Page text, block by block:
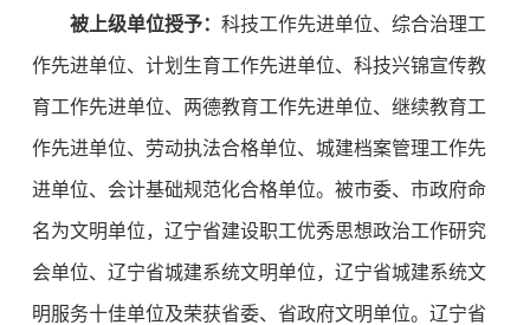
被上级单位授予：科技工作先进单位、综合治理工
作先进单位、计划生育工作先进单位、科技兴锦宣传教
育工作先进单位、两德教育工作先进单位、继续教育工
作先进单位、劳动执法合格单位、城建档案管理工作先
进单位、会计基础规范化合格单位。被市委、市政府命
名为文明单位，辽宁省建设职工优秀思想政治工作研究
会单位、辽宁省城建系统文明单位，辽宁省城建系统文
明服务十佳单位及荣获省委、省政府文明单位。辽宁省